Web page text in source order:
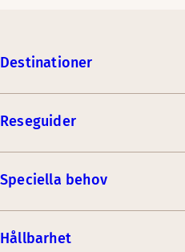
Destinationer
Reseguider
Speciella behov
Hållbarhet